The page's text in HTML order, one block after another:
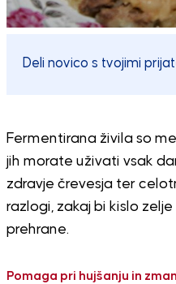
Deli novico s tvojimi
Fermentirana živila so
jih morate uživati vsak
zdravje črevesja ter
razlogi, zakaj bi kislo
prehrane.
Pomaga pri hujšanju in